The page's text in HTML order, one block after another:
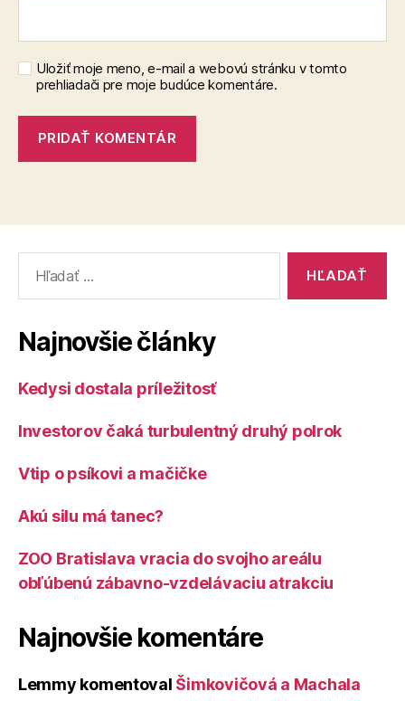
Uložiť moje meno, e-mail a webovú stránku v tomto
prehliadači pre moje budúce komentáre.
Najnovšie články
Kedysi dostala príležitosť
Investorov čaká turbulentný druhý polrok
Vtip o psíkovi a mačičke
Akú silu má tanec?
ZOO Bratislava vracia do svojho areálu
obľúbenú zábavno-vzdelávaciu atrakciu
Najnovšie komentáre
Lemmy komentoval Šimkovičová a Machala